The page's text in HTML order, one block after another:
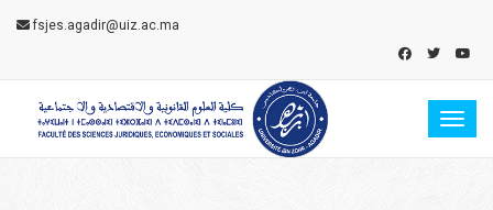
fsjes.agadir@uiz.ac.ma